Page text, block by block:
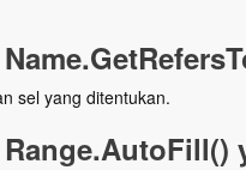
sel yang ditentukan.